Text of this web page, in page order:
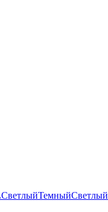
СветлыйТемныйСветлый